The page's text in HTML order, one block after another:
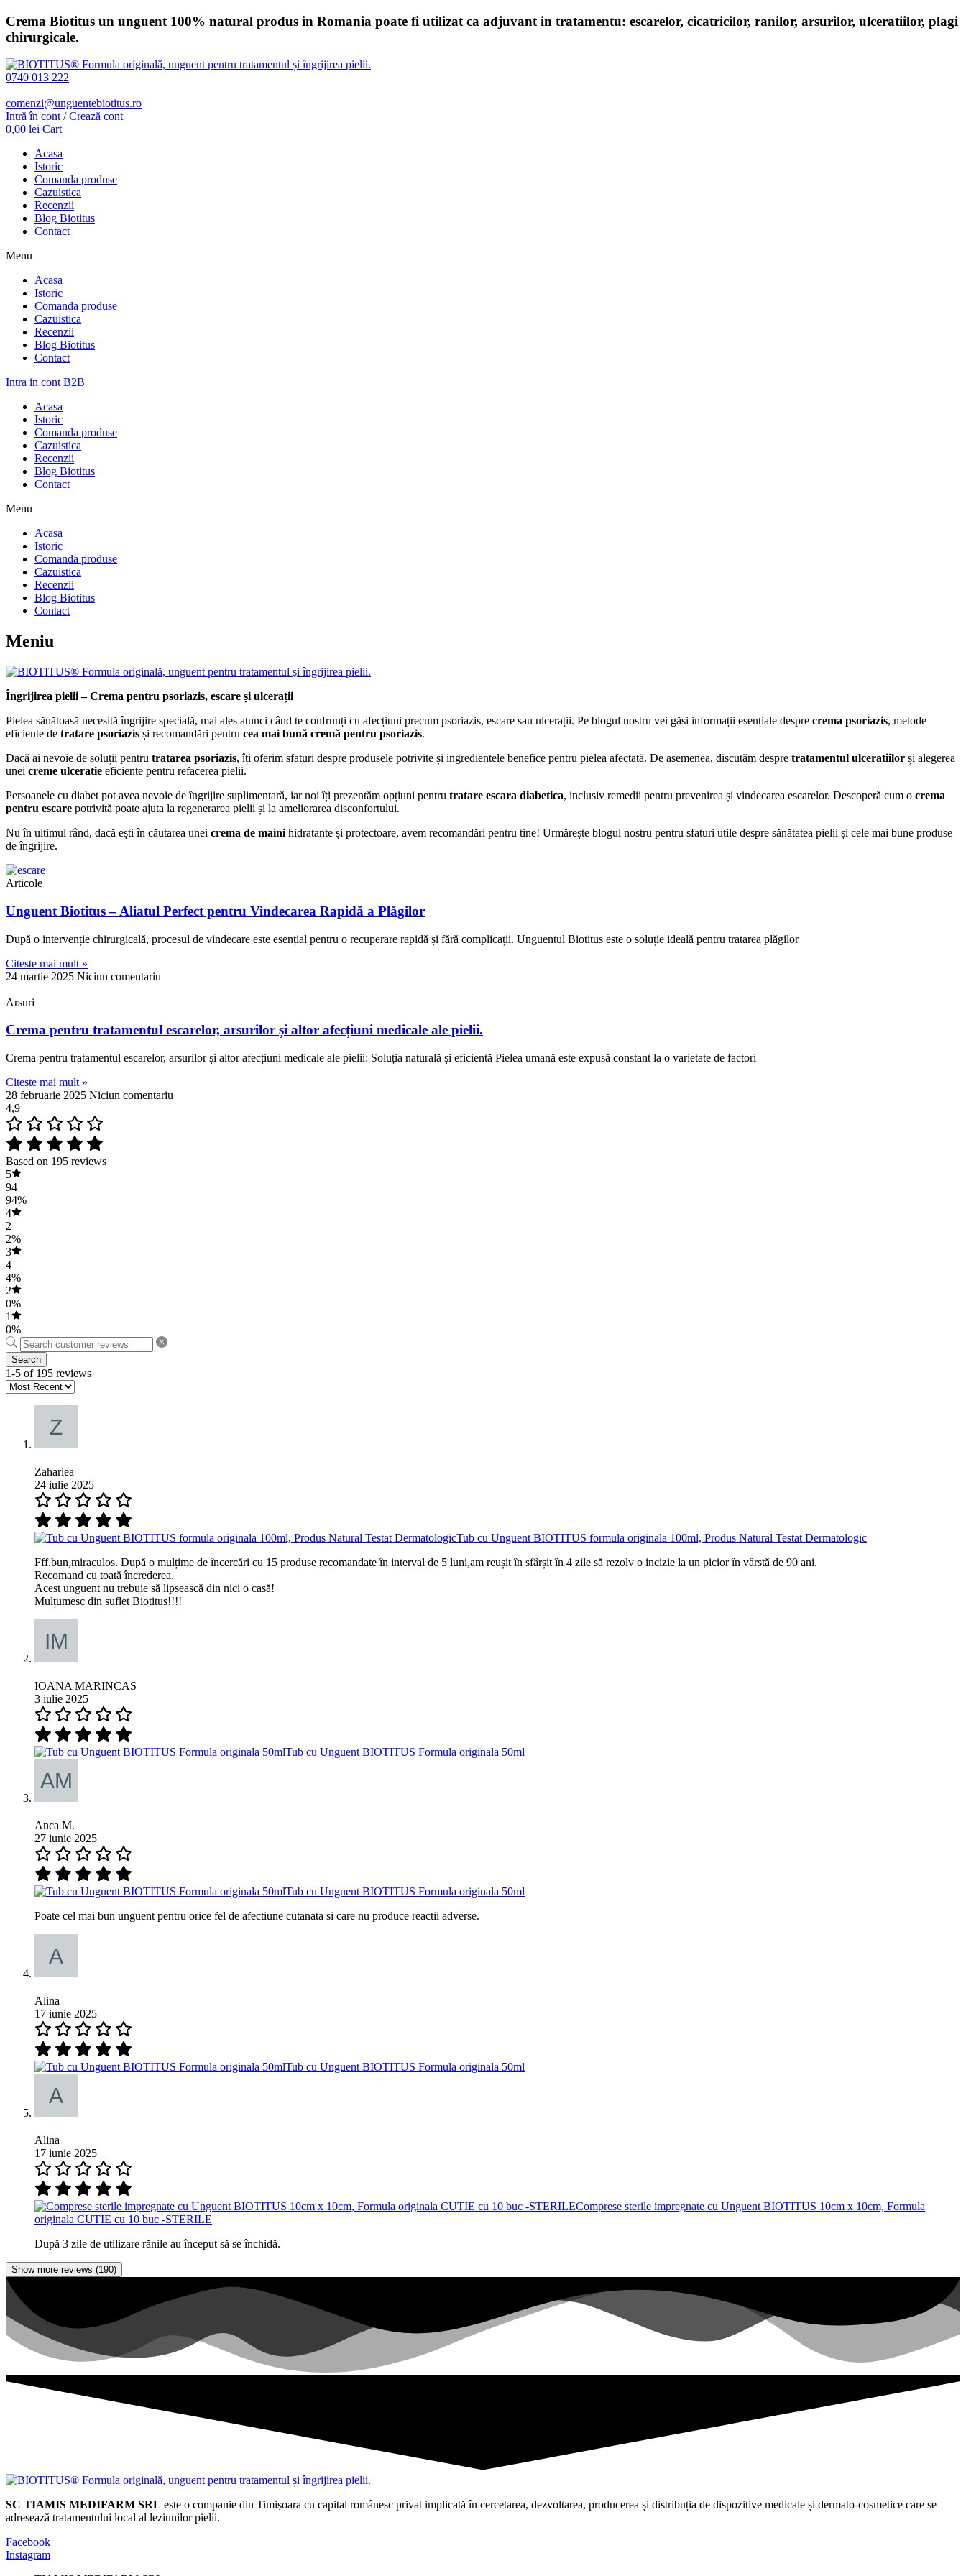
Sari
la
conținut
Crema Biotitus un unguent 100% natural produs in Romania poate fi utilizat ca adjuvant in tratamentu: escarelor, cicatricilor, ranilor, arsurilor, ulceratiilor, plagi
chirurgicale.
0740 013 222
comenzi@unguentebiotitus.ro
Intră în cont / Crează cont
0,00 lei Cart
Acasa
Istoric
Comanda produse
Cazuistica
Recenzii
Blog Biotitus
Contact
Menu
Acasa
Istoric
Comanda produse
Cazuistica
Recenzii
Blog Biotitus
Contact
Intra in cont B2B
Acasa
Istoric
Comanda produse
Cazuistica
Recenzii
Blog Biotitus
Contact
Menu
Acasa
Istoric
Comanda produse
Cazuistica
Recenzii
Blog Biotitus
Contact
Meniu
Îngrijirea pielii – Crema pentru psoriazis, escare și ulcerații
Pielea sănătoasă necesită îngrijire specială, mai ales atunci când te confrunți cu afecțiuni precum psoriazis, escare sau ulcerații. Pe blogul nostru vei găsi informații esențiale despre crema psoriazis, metode
eficiente de tratare psoriazis și recomandări pentru cea mai bună cremă pentru psoriazis.
Dacă ai nevoie de soluții pentru tratarea psoriazis, îți oferim sfaturi despre produsele potrivite și ingredientele benefice pentru pielea afectată. De asemenea, discutăm despre tratamentul ulceratiilor și alegerea
unei creme ulceratie eficiente pentru refacerea pielii.
Persoanele cu diabet pot avea nevoie de îngrijire suplimentară, iar noi îți prezentăm opțiuni pentru tratare escara diabetica, inclusiv remedii pentru prevenirea și vindecarea escarelor. Descoperă cum o crema
pentru escare potrivită poate ajuta la regenerarea pielii și la ameliorarea disconfortului.
Nu în ultimul rând, dacă ești în căutarea unei crema de maini hidratante și protectoare, avem recomandări pentru tine! Urmărește blogul nostru pentru sfaturi utile despre sănătatea pielii și cele mai bune produse
de îngrijire.
Articole
Unguent Biotitus – Aliatul Perfect pentru Vindecarea Rapidă a Plăgilor
După o intervenție chirurgicală, procesul de vindecare este esențial pentru o recuperare rapidă și fără complicații. Unguentul Biotitus este o soluție ideală pentru tratarea plăgilor
Citeste mai mult »
24 martie 2025 Niciun comentariu
Arsuri
Crema pentru tratamentul escarelor, arsurilor și altor afecțiuni medicale ale pielii.
Crema pentru tratamentul escarelor, arsurilor și altor afecțiuni medicale ale pielii: Soluția naturală și eficientă Pielea umană este expusă constant la o varietate de factori
Citeste mai mult »
28 februarie 2025 Niciun comentariu
4,9
Based on 195 reviews
5
94
94%
4
2
2%
3
4
4%
2
0%
1
0%
Search
1-5 of 195 reviews
Zahariea
24 iulie 2025
Tub cu Unguent BIOTITUS formula originala 100ml, Produs Natural Testat Dermatologic
Fff.bun,miraculos. După o mulțime de încercări cu 15 produse recomandate în interval de 5 luni,am reușit în sfârșit în 4 zile să rezolv o incizie la un picior în vârstă de 90 ani.
Recomand cu toată încrederea.
Acest unguent nu trebuie să lipsească din nici o casă!
Mulțumesc din suflet Biotitus!!!!
IOANA MARINCAS
3 iulie 2025
Tub cu Unguent BIOTITUS Formula originala 50ml
Anca M.
27 iunie 2025
Tub cu Unguent BIOTITUS Formula originala 50ml
Poate cel mai bun unguent pentru orice fel de afectiune cutanata si care nu produce reactii adverse.
Alina
17 iunie 2025
Tub cu Unguent BIOTITUS Formula originala 50ml
Alina
17 iunie 2025
Comprese sterile impregnate cu Unguent BIOTITUS 10cm x 10cm, Formula
originala CUTIE cu 10 buc -STERILE
După 3 zile de utilizare rănile au început să se închidă.
Show more reviews (190)
SC TIAMIS MEDIFARM SRL este o companie din Timișoara cu capital românesc privat implicată în cercetarea, dezvoltarea, producerea și distribuția de dispozitive medicale și dermato-cosmetice care se
adresează tratamentului local al leziunilor pielii.
Facebook
Instagram